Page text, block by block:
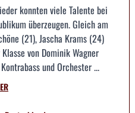
konnten viele Talente bei
überzeugen. Gleich am
(21), Jascha Krams (24)
von Dominik Wagner
und Orchester ...